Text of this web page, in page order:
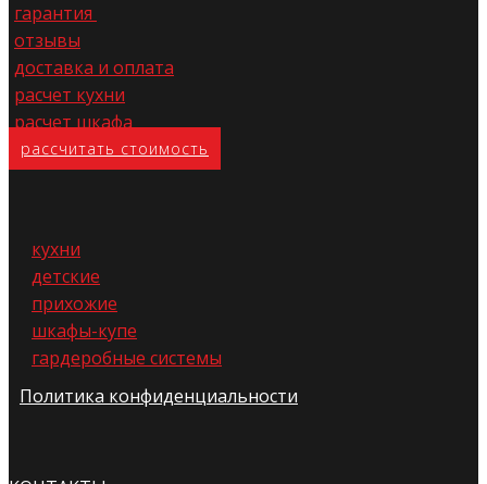
гарантия
отзывы
доставка и оплата
расчет кухни
расчет шкафа
расс​читать стоимость
кухни
детские
прихожие
шкафы-купе
гардеробные системы
Политика конфиденциальности